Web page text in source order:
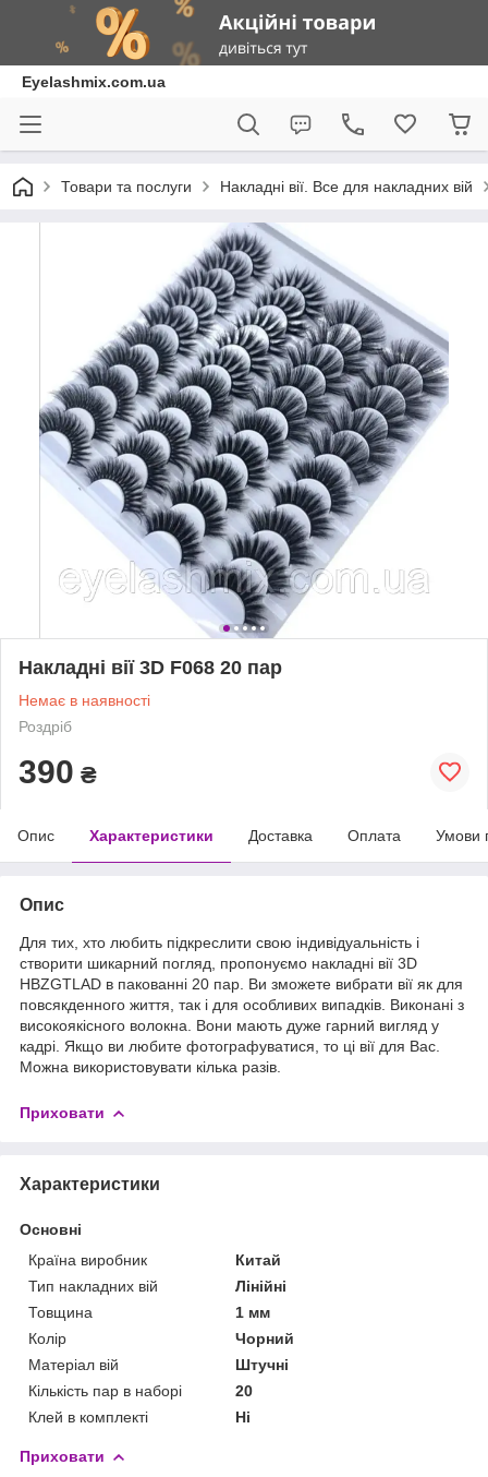
Eyelashmix.com.ua
Товари та послуги Накладні вії. Все для накладних вій
Накладні вії 3D F068 20 пар
Немає в наявності
Роздріб
390 ₴
Опис Характеристики Доставка Оплата Умови
Опис
Для тих, хто любить підкреслити свою індивідуальність і
створити шикарний погляд, пропонуємо накладні вії 3D
HBZGTLAD в пакованні 20 пар. Ви зможете вибрати вії як для
повсякденного життя, так і для особливих випадків. Виконані з
високоякісного волокна. Вони мають дуже гарний вигляд у
кадрі. Якщо ви любите фотографуватися, то ці вії для Вас.
Можна використовувати кілька разів.
Приховати
Характеристики
Основні
Країна виробник
Китай
Тип накладних вій
Лінійні
Товщина
1 мм
Колір
Чорний
Матеріал вій
Штучні
Кількість пар в наборі
20
Клей в комплекті
Ні
Приховати